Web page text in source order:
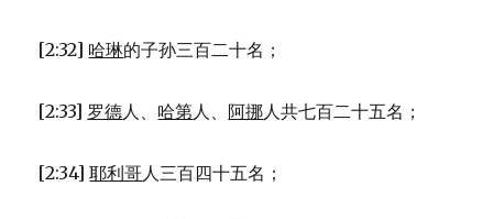
[2:32] 哈琳的子孙三百二十名；
[2:33] 罗德人、 哈第人、 阿挪人共七百二十五名；
[2:34]耶利哥人三百四十五名；